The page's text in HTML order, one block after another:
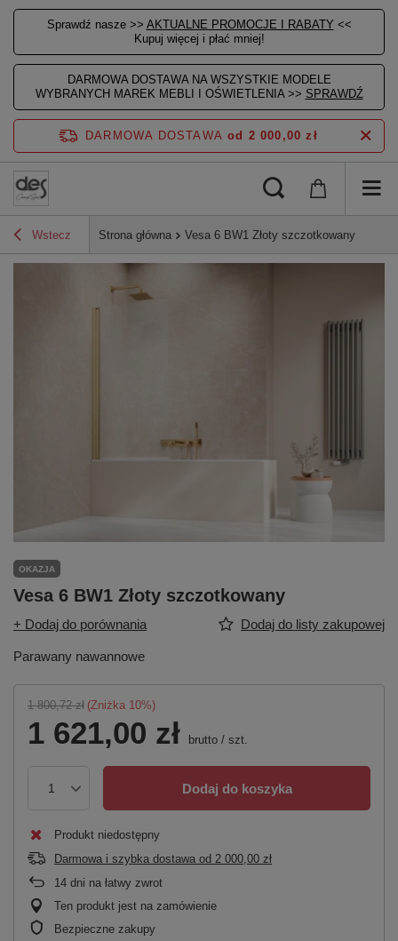
Sprawdź nasze >> AKTUALNE PROMOCJE I RABATY <<
Kupuj więcej i płać mniej!
DARMOWA DOSTAWA NA WSZYSTKIE MODELE
WYBRANYCH MAREK MEBLI I OŚWIETLENIA >> SPRAWDŹ
DARMOWA DOSTAWA od 2 000,00 zł
Wstecz Strona główna Vesa 6 BW1 Złoty szczotkowany
OKAZJA
Vesa 6 BW1 Złoty szczotkowany
+ Dodaj do porównania Dodaj do listy zakupowej
Parawany nawannowe
1 800,72 zł (Zniżka 10%)
1 621,00 zł brutto / szt.
Dodaj do koszyka
Produkt niedostępny
Darmowa i szybka dostawa od 2 000,00 zł
14 dni na łatwy zwrot
Ten produkt jest na zamówienie
Bezpieczne zakupy